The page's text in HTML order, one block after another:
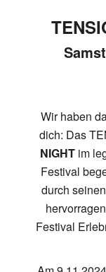
Wir haben
dich: Das
NIGHTim
Festival
durch
Festival